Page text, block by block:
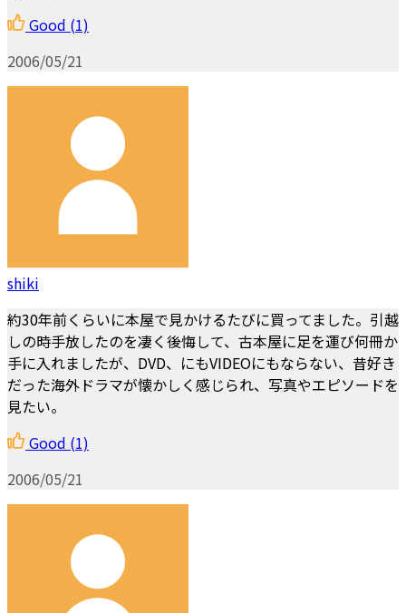
Good (1)
2006/05/21
shiki
約30年前くらいに本屋で見かけるたびに買ってました。引越
しの時手放したのを凄く後悔して、古本屋に足を運び何冊か
手に入れましたが、DVD、にもVIDEOにもならない、昔好き
だった海外ドラマが懐かしく感じられ、写真やエピソードを
見たい。
Good (1)
2006/05/21